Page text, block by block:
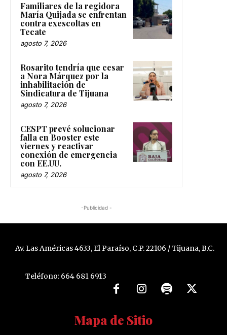
Familiares de la regidora
María Quijada se enfrentan
contra exescoltas en
Tecate
agosto 7, 2026
Rosarito tendría que cesar
a Nora Márquez por la
inhabilitación de
Sindicatura de Tijuana
agosto 7, 2026
CESPT prevé solucionar
falla en Booster este
viernes y reactivar
conexión de emergencia
con EE.UU.
agosto 7, 2026
-Publicidad -
Av. Las Américas 4633, El Paraíso, C.P. 22106 / Tijuana, B.C.
Teléfono: 664 681 6913
Mapa de Sitio